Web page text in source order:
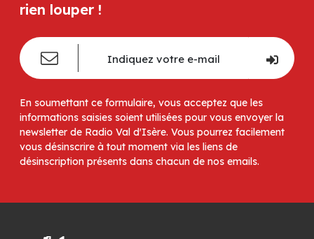
rien louper !
En soumettant ce formulaire, vous acceptez que les
informations saisies soient utilisées pour vous envoyer la
newsletter de Radio Val d'Isère. Vous pourrez facilement
vous désinscrire à tout moment via les liens de
désinscription présents dans chacun de nos emails.